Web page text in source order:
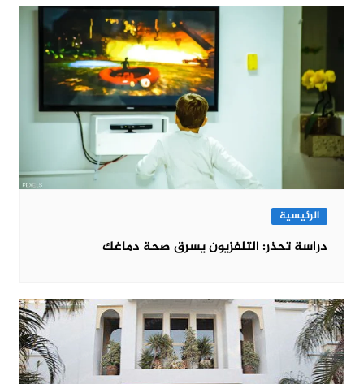
الرئيسية
دراسة تحذر: التلفزيون يسرق صحة دماغك